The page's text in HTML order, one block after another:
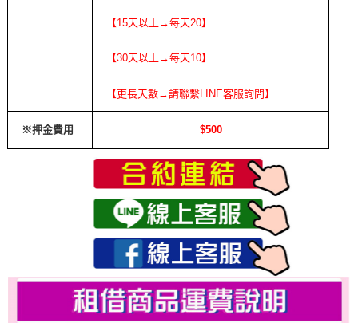
【15天以上→每天20】
【30天以上→每天10】
【更長天數→請聯繫LINE客服詢問】
※押金費用 $500